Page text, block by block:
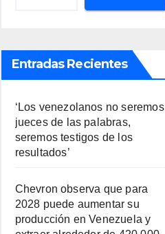
Entradas Recientes
‘Los venezolanos no seremos
jueces de las palabras,
seremos testigos de los
resultados’
Chevron observa que para
2028 puede aumentar su
producción en Venezuela y